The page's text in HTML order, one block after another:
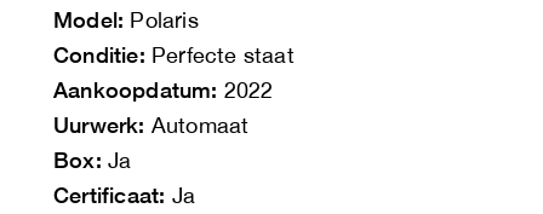
Model: Polaris
Conditie: Perfecte staat
Aankoopdatum: 2022
Uurwerk: Automaat
Box: Ja
Certificaat: Ja